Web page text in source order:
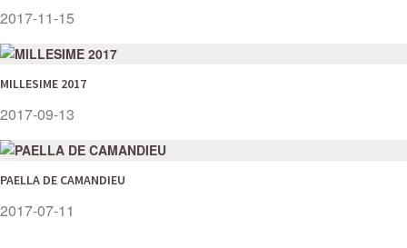
2017-11-15
MILLESIME 2017
2017-09-13
PAELLA DE CAMANDIEU
2017-07-11